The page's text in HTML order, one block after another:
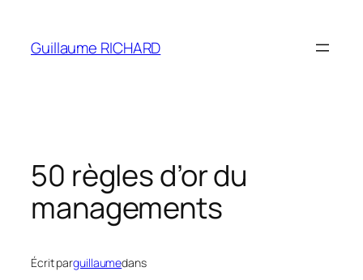
contenu
Guillaume RICHARD
50 règles d’or du
managements
Écrit parguillaumedans